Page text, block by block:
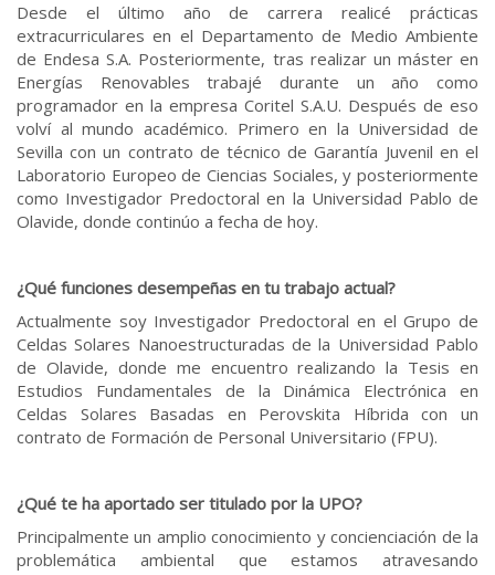
Desde el último año de carrera realicé prácticas
extracurriculares en el Departamento de Medio Ambiente
de Endesa S.A. Posteriormente, tras realizar un máster en
Energías Renovables trabajé durante un año como
programador en la empresa Coritel S.A.U. Después de eso
volví al mundo académico. Primero en la Universidad de
Sevilla con un contrato de técnico de Garantía Juvenil en el
Laboratorio Europeo de Ciencias Sociales, y posteriormente
como Investigador Predoctoral en la Universidad Pablo de
Olavide, donde continúo a fecha de hoy.
¿Qué funciones desempeñas en tu trabajo actual?
Actualmente soy Investigador Predoctoral en el Grupo de
Celdas Solares Nanoestructuradas de la Universidad Pablo
de Olavide, donde me encuentro realizando la Tesis en
Estudios Fundamentales de la Dinámica Electrónica en
Celdas Solares Basadas en Perovskita Híbrida con un
contrato de Formación de Personal Universitario (FPU).
¿Qué te ha aportado ser titulado por la UPO?
Principalmente un amplio conocimiento y concienciación de la
problemática ambiental que estamos atravesando